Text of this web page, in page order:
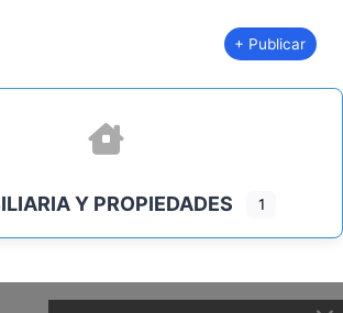
+ Publicar
Y PROPIEDADES 1